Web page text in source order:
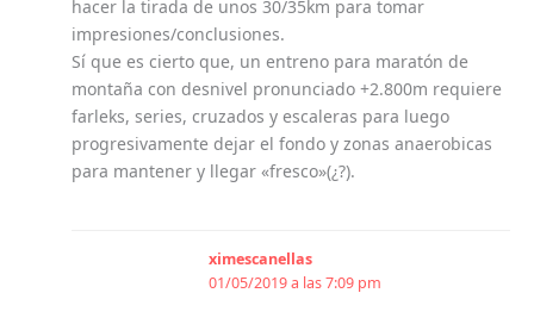
hacer la tirada de unos 30/35km para tomar
impresiones/conclusiones.
Sí que es cierto que, un entreno para maratón de
montaña con desnivel pronunciado +2.800m requiere
farleks, series, cruzados y escaleras para luego
progresivamente dejar el fondo y zonas anaerobicas
para mantener y llegar «fresco»(¿?).
ximescanellas
01/05/2019 a las 7:09 pm